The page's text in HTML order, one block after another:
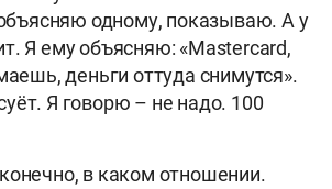
одному, показываю. А у
Я ему объясняю: «Mastercard,
деньги оттуда снимутся».
Я говорю – не надо. 100
в каком отношении.